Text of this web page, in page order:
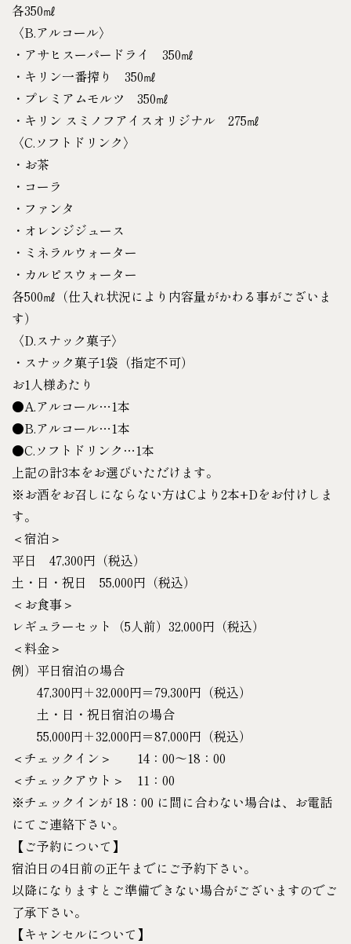
各350㎖
〈B.アルコール〉
・アサヒスーパードライ 350㎖
・キリン一番搾り 350㎖
・プレミアムモルツ 350㎖
・キリン スミノフアイスオリジナル 275㎖
〈C.ソフトドリンク〉
・お茶
・コーラ
・ファンタ
・オレンジジュース
・ミネラルウォーター
・カルピスウォーター
各500㎖（仕入れ状況により内容量がかわる事がございま
す）
〈D.スナック菓子〉
・スナック菓子1袋（指定不可）
お1人様あたり
●A.アルコール…1本
●B.アルコール…1本
●C.ソフトドリンク…1本
上記の計3本をお選びいただけます。
※お酒をお召しにならない方はCより2本+Dをお付けしま
す。
＜宿泊＞
平日 47,300円（税込）
土・日・祝日 55,000円（税込）
＜お食事＞
レギュラーセット（5人前）32,000円（税込）
＜料金＞
例）平日宿泊の場合
47,300円＋32,000円＝79,300円（税込）
土・日・祝日宿泊の場合
55,000円＋32,000円＝87,000円（税込）
＜チェックイン＞ 14：00～18：00
＜チェックアウト＞ 11：00
※チェックインが 18：00 に間に合わない場合は、お電話
にてご連絡下さい。
【ご予約について】
宿泊日の4日前の正午までにご予約下さい。
以降になりますとご準備できない場合がございますのでご
了承下さい。
【キャンセルについて】